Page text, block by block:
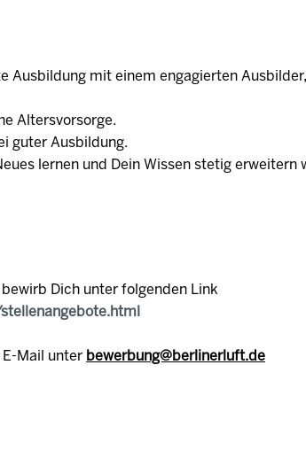
Ausbildung mit einem engagierten
Altersvorsorge.
guter Ausbildung.
lernen und Dein Wissen stetig erweitern
Dich unter folgenden Link
Mail unter bewerbung@berlinerluft.de